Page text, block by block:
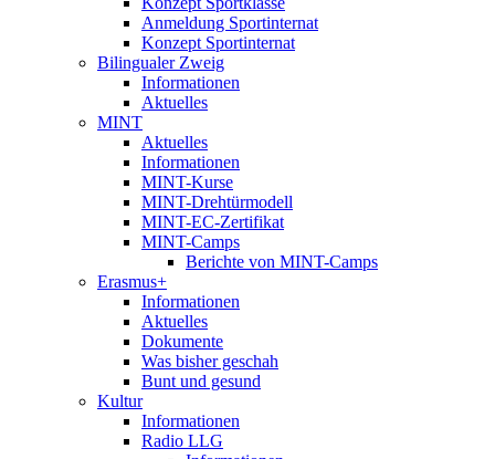
Anmeldung Sportinternat
Konzept Sportinternat
Bilingualer Zweig
Informationen
Aktuelles
MINT
Aktuelles
Informationen
MINT-Kurse
MINT-Drehtürmodell
MINT-EC-Zertifikat
MINT-Camps
Berichte von MINT-Camps
Erasmus+
Informationen
Aktuelles
Dokumente
Was bisher geschah
Bunt und gesund
Kultur
Informationen
Radio LLG